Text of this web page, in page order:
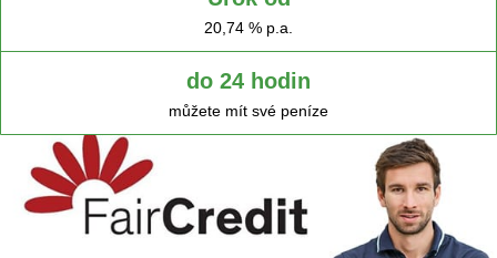
20,74 % p.a.
do 24 hodin
můžete mít své peníze